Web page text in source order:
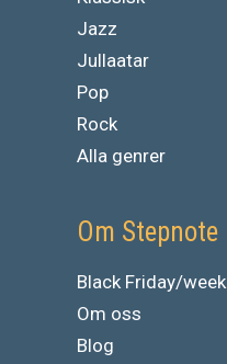
Jazz
Jullaatar
Pop
Rock
Alla genrer
Om Stepnote
Black Friday/week
Om oss
Blog